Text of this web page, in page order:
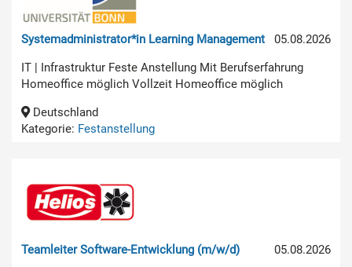
05.08.2026
Systemadministrator*in Learning Management
IT | Infrastruktur Feste Anstellung Mit Berufserfahrung
Homeoffice möglich Vollzeit Homeoffice möglich
Deutschland
Kategorie: Festanstellung
05.08.2026
Teamleiter Software-Entwicklung (m/w/d)